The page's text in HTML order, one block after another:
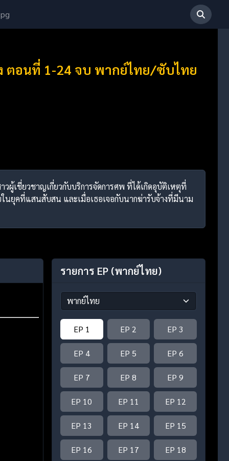
ตอนที่ 1-24 จบ พากย์ไทย/ซับไทย
ผู้เชี่ยวชาญเกี่ยวกับบริการจัดการศพ ที่ได้เกิดอุบัติเหตุที่
นยุคที่แสนสับสน และเมื่อเธอเจอกับนากฆ่ารับจ้างที่มีนาม
รายการ EP (พากย์ไทย)
EP 1 EP 2 EP 3
EP 4 EP 5 EP 6
EP 7 EP 8 EP 9
EP 10 EP 11 EP 12
EP 13 EP 14 EP 15
EP 16 EP 17 EP 18